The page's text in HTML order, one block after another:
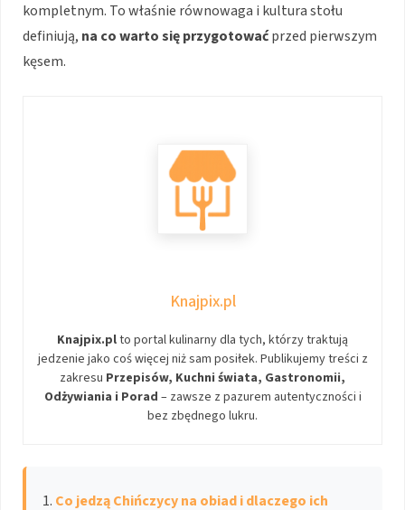
kompletnym. To właśnie równowaga i kultura stołu
definiują, na co warto się przygotowaćprzed pierwszym
kęsem.
Knajpix.pl
Knajpix.plto portal kulinarny dla tych, którzy traktują
jedzenie jako coś więcej niż sam posiłek. Publikujemy treści z
zakresu Przepisów, Kuchni świata, Gastronomii,
Odżywiania i Porad – zawsze z pazurem autentyczności i
bez zbędnego lukru.
Co jedzą Chińczycy na obiad i dlaczego ich